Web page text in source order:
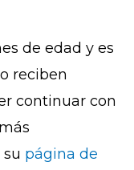
de edad y es
reciben
continuar con
página de